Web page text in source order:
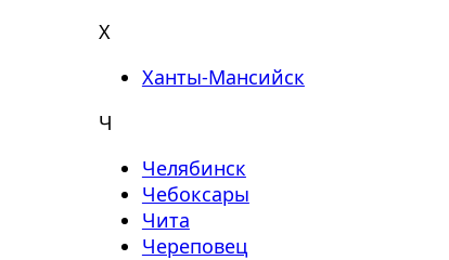
Х
Ханты-Мансийск
Ч
Челябинск
Чебоксары
Чита
Череповец